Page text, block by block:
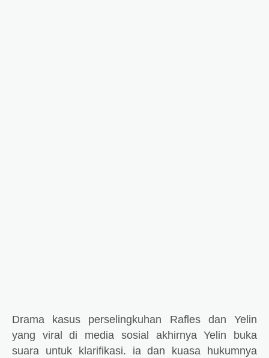
Drama kasus perselingkuhan Rafles dan Yelin
yang viral di media sosial akhirnya Yelin buka
suara untuk klarifikasi. ia dan kuasa hukumnya